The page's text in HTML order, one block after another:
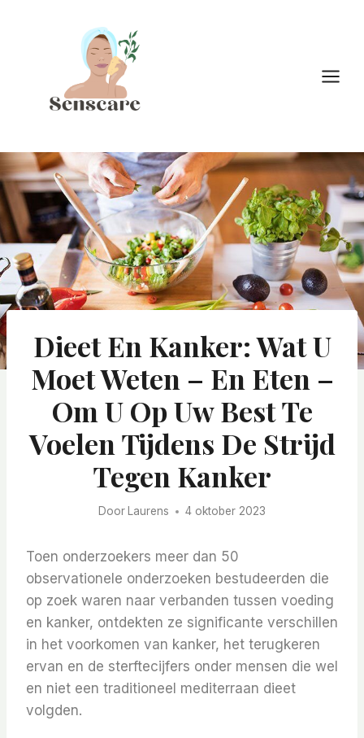
Dieet En Kanker: Wat U
Moet Weten – En Eten –
Om U Op Uw Best Te
Voelen Tijdens De Strijd
Tegen Kanker
Door Laurens 4 oktober 2023
Toen onderzoekers meer dan 50
observationele onderzoeken bestudeerden die
op zoek waren naar verbanden tussen voeding
en kanker, ontdekten ze significante verschillen
in het voorkomen van kanker, het terugkeren
ervan en de sterftecijfers onder mensen die wel
en niet een traditioneel mediterraan dieet
volgden.